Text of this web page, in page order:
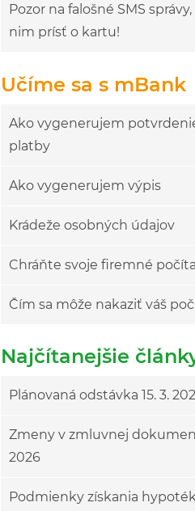
Pozor na falošné SMS
nim prísť o kartu!
Učíme sa s mBank
Ako vygenerujem
platby
Ako vygenerujem výpis
Krádeže osobných údajov
Chráňte svoje firemné
Čím sa môže nakaziť váš
Najčítanejšie
Plánovaná odstávka 15. 3.
Zmeny v zmluvnej
2026
Podmienky získania